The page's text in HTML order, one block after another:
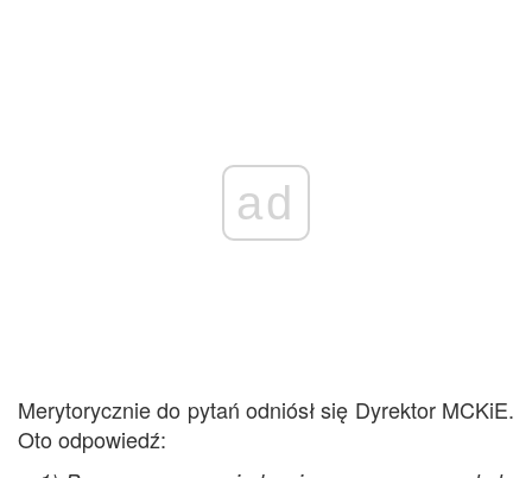
ad
Merytorycznie do pytań odniósł się Dyrektor MCKiE.
Oto odpowiedź: